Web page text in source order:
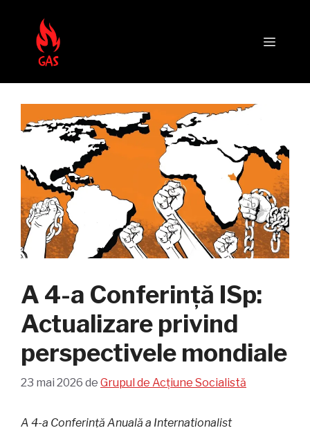
conținut
A 4-a Conferință ISp:
Actualizare privind
perspectivele mondiale
23 mai 2026 de Grupul de Acțiune Socialistă
A 4-a Conferință Anuală a Internationalist